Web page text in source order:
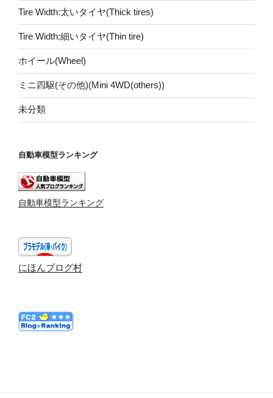
Tire Width:太いタイヤ(Thick tires)
Tire Width:細いタイヤ(Thin tire)
ホイール(Wheel)
ミニ四駆(その他)(Mini 4WD(others))
未分類
自動車模型ランキング
自動車模型ランキング
にほんブログ村